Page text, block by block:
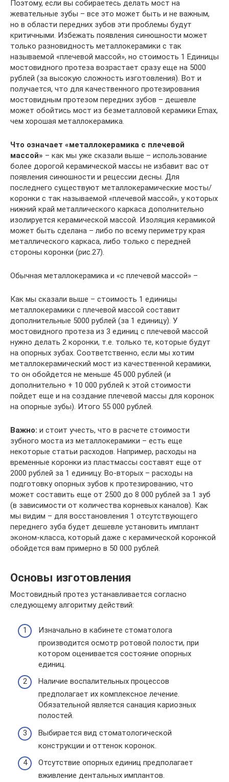
Поэтому, если вы собираетесь делать мост на
жевательные зубы – все это может быть и не важным,
но в области передних зубов эти проблемы будут
критичными. Избежать появления синюшности может
только разновидность металлокерамики с так
называемой «плечевой массой», но стоимость 1 Единицы
мостовидного протеза возрастает сразу еще на 5000
рублей (за высокую сложность изготовления). Вот и
получается, что для качественного протезирования
мостовидным протезом передних зубов – дешевле
может обойтись мост из безметалловой керамики Emax,
чем хорошая металлокерамика.
Что означает «металлокерамика с плечевой
массой» – как мы уже сказали выше – использование
более дорогой керамической массы не избавит вас от
появления синюшности и рецессии десны. Для
последнего существуют металлокерамические мосты/
коронки с так называемой «плечевой массой», у которых
нижний край металлического каркаса дополнительно
изолируется керамической массой. Изоляция керамикой
может быть сделана – либо по всему периметру края
металлического каркаса, либо только с передней
стороны коронки (рис.27).
Обычная металлокерамика и «с плечевой массой» –
Как мы сказали выше – стоимость 1 единицы
металлокерамики с плечевой массой составит
дополнительные 5000 рублей (за 1 единицу). У
мостовидного протеза из 3 единиц с плечевой массой
нужно делать 2 коронки, т.е. только те, которые будут
на опорных зубах. Соответственно, если мы хотим
металлокерамический мост из качественной керамики,
то он обойдется не меньше 45 000 рублей (и
дополнительно + 10 000 рублей к этой стоимости
пойдет еще и на создание плечевой массы для коронок
на опорные зубы). Итого 55 000 рублей.
Важно: и стоит учесть, что в расчете стоимости
зубного моста из металлокерамики – есть еще
некоторые статьи расходов. Например, расходы на
временные коронки из пластмассы составят еще от
2000 рублей за 1 единицу. Во-вторых – расходы на
подготовку опорных зубов к протезированию, что
может составить еще от 2500 до 8 000 рублей за 1 зуб
(в зависимости от количества корневых каналов). Как
мы видим – для восстановления 1 отсутствующего
переднего зуба будет дешевле установить имплант
эконом-класса, который даже с керамической коронкой
обойдется вам примерно в 50 000 рублей.
Основы изготовления
Мостовидный протез устанавливается согласно
следующему алгоритму действий:
Изначально в кабинете стоматолога
производится осмотр ротовой полости, при
котором оценивается состояние опорных
единиц.
Наличие воспалительных процессов
предполагает их комплексное лечение.
Обязательной является санация кариозных
полостей.
Выбирается вид стоматологической
конструкции и оттенок коронок.
Отсутствие опорных единиц предполагает
вживление дентальных имплантов.